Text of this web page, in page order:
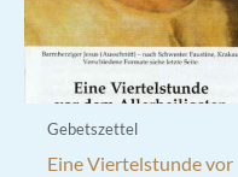
Gebetszettel
Eine Viertelstunde vor